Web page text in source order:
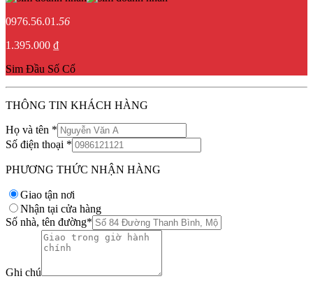
0976.56.01.56
1.395.000 ₫
Sim Đầu Số Cổ
THÔNG TIN KHÁCH HÀNG
Họ và tên *
Số điện thoại *
PHƯƠNG THỨC NHẬN HÀNG
Giao tận nơi
Nhận tại cửa hàng
Số nhà, tên đường*
Ghi chú